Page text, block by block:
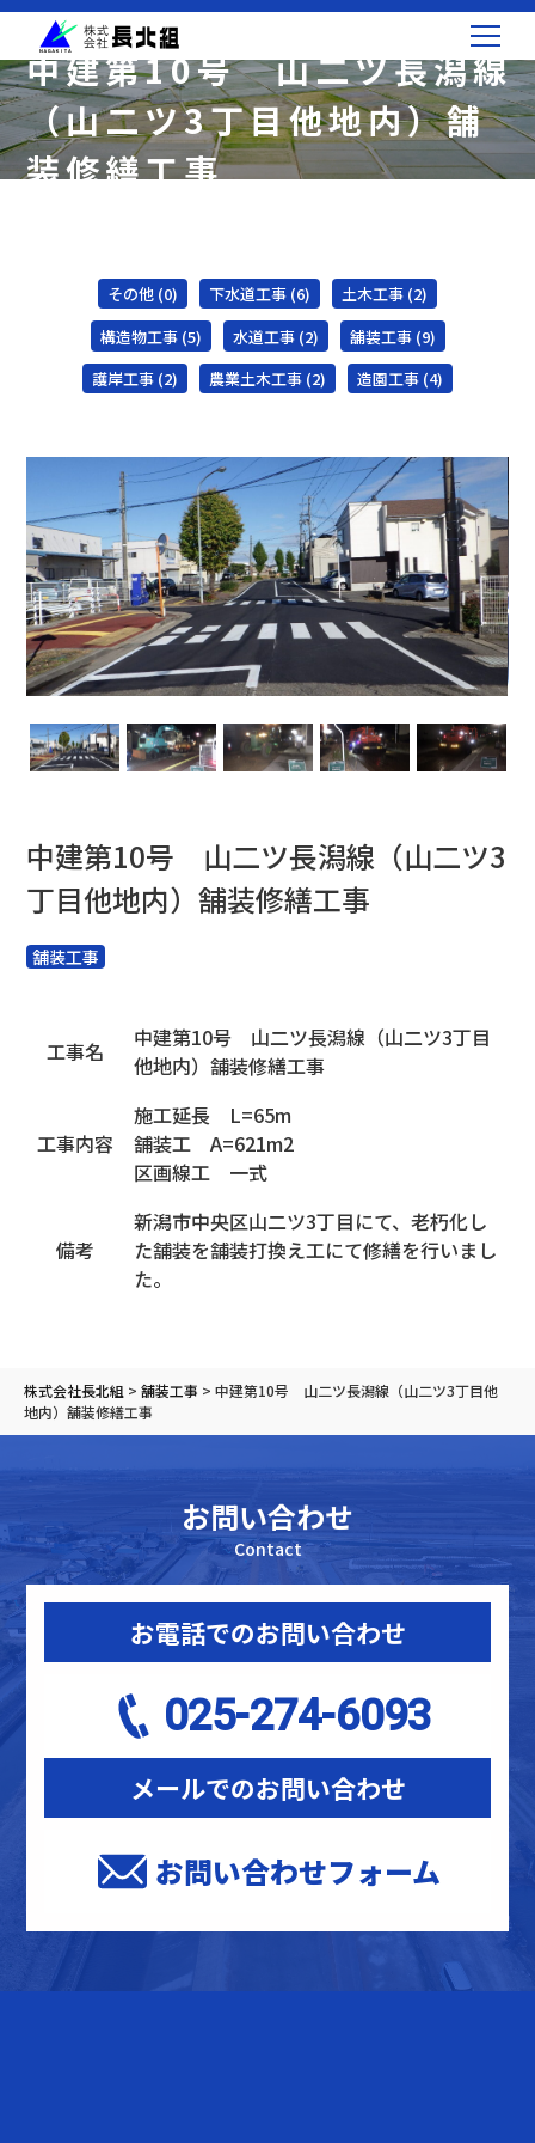
中建第10号 山二ツ長潟線
（山二ツ3丁目他地内）舗
装修繕工事
その他 (0) 下水道工事 (6)
土木工事 (2)
構造物工事 (5)
水道工事 (2)
舗装工事 (9)
護岸工事 (2)
農業土木工事 (2) 造園工事 (4)
中建第10号 山二ツ長潟線（山二ツ3
丁目他地内）舗装修繕工事
舗装工事
工事名
中建第10号 山二ツ長潟線（山二ツ3丁目
他地内）舗装修繕工事
工事内容
施工延長 L=65m
舗装工 A=621m2
区画線工 一式
備考
新潟市中央区山二ツ3丁目にて、老朽化し
た舗装を舗装打換え工にて修繕を行いまし
た。
株式会社長北組 > 舗装工事 > 中建第10号 山二ツ長潟線（山二ツ3丁目他
地内）舗装修繕工事
お問い合わせ
Contact
お電話でのお問い合わせ
025-274-6093
メールでのお問い合わせ
お問い合わせフォーム